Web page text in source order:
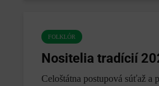
FOLKLÓR
Nositelia tradícií
Celoštátna postupová súťaž a